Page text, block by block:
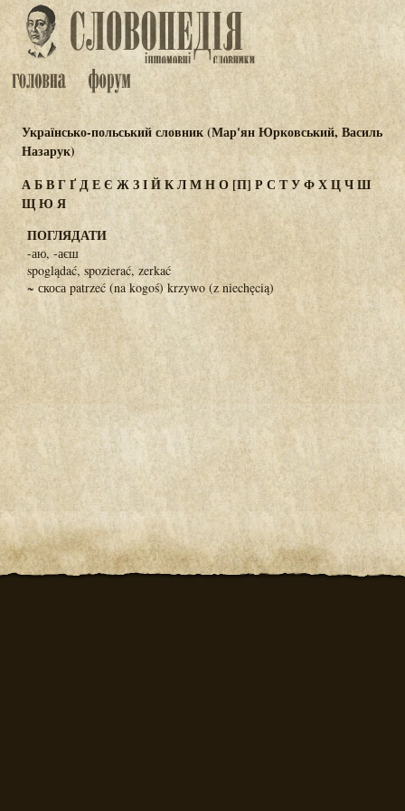
Українсько-польський словник (Мар'ян Юрковський, Василь
Назарук)
АБВГҐДЕЄЖЗІЙКЛМНО[П] Р С ТУФХЦЧШ
ЩЮЯ
ПОГЛЯДАТИ
-аю, -аєш
spoglądać, spozierać, zerkać
~ скоса patrzeć (na kogoś) krzywo (z niechęcią)